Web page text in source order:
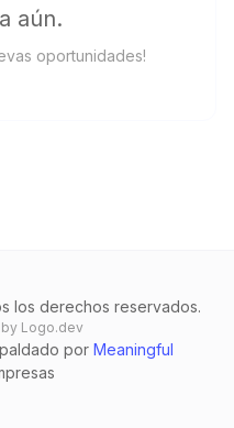
aún.
oportunidades!
los derechos reservados.
Logo.dev
por Meaningful